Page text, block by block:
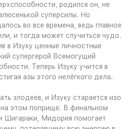
родился он, не
суперсилы. Но
во все времена, ведь главное
и тогда может случиться чудо.
в Изуку ценные личностные
супергерой Всемогущий
Теперь Изуку учится в
азы этого нелёгкого дела.
злодеев, и Изуку старается изо
этом поприще. В финальном
Мидория помогает